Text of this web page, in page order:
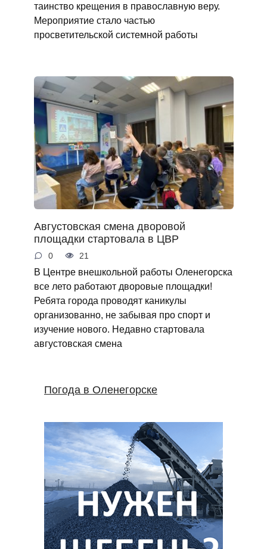
таинство крещения в православную веру.
Мероприятие стало частью
просветительской системной работы
Августовская смена дворовой
площадки стартовала в ЦВР
0 21
В Центре внешкольной работы Оленегорска
все лето работают дворовые площадки!
Ребята города проводят каникулы
организованно, не забывая про спорт и
изучение нового. Недавно стартовала
августовская смена
Погода в Оленегорске